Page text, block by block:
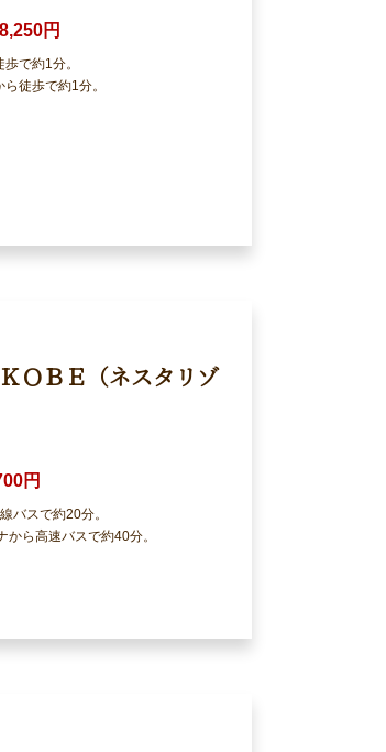
円
で約1分。
徒歩で約1分。
ＯＢＥ（ネスタリゾ
円
バスで約20分。
ら高速バスで約40分。